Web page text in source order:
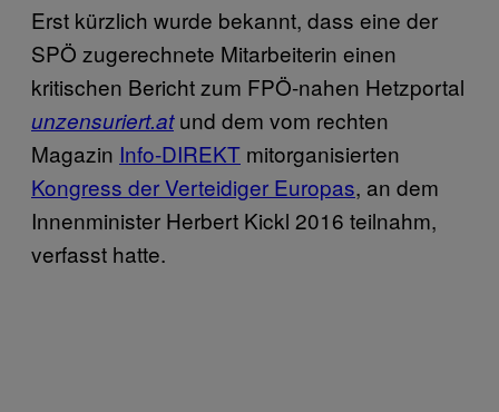
Erst kürzlich wurde bekannt, dass eine der
SPÖ zugerechnete Mitarbeiterin einen
kritischen Bericht zum FPÖ-nahen Hetzportal
unzensuriert.atund dem vom rechten
Magazin Info-DIREKT mitorganisierten
Kongress der Verteidiger Europas, an dem
Innenminister Herbert Kickl 2016 teilnahm,
verfasst hatte.